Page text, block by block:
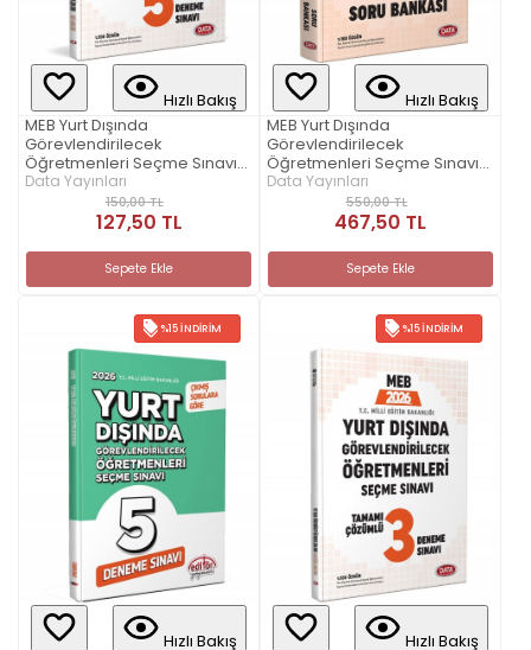
Hızlı Bakış
MEB Yurt Dışında
Görevlendirilecek
Öğretmenleri Seçme Sınavı
Premium 5 Deneme Sınavı
Data Yayınları
150,00 TL
127,50 TL
Sepete Ekle
Hızlı Bakış
MEB Yurt Dışında
Görevlendirilecek
Öğretmenleri Seçme Sınavı
Soru Bankası
Data Yayınları
550,00 TL
467,50 TL
Sepete Ekle
%15 İNDIRIM
Hızlı Bakış
%15 İNDIRIM
Hızlı Bakış